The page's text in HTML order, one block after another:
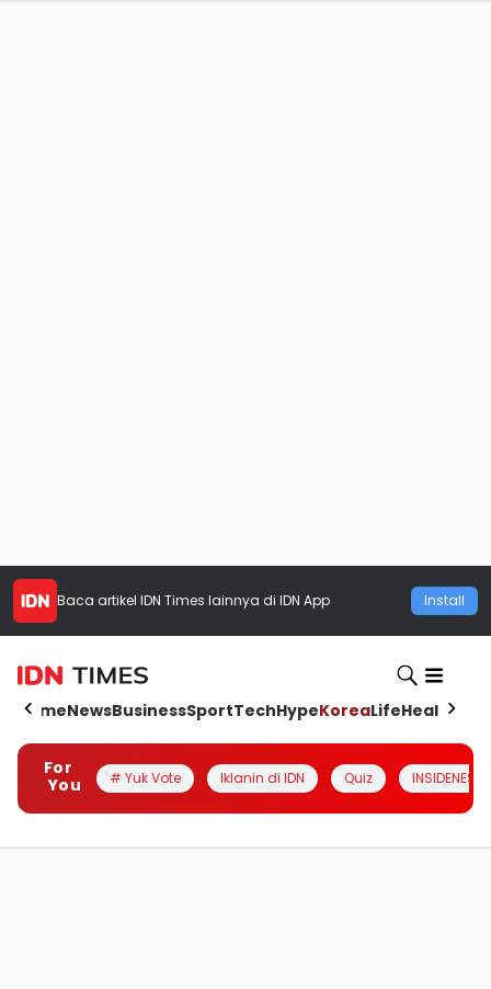
Baca artikel IDN Times lainnya di IDN App Install
HomeNewsBusinessSportTechHypeKoreaLifeHealth
For
You
# Yuk Vote Iklanin di IDN Quiz INSIDENESIA